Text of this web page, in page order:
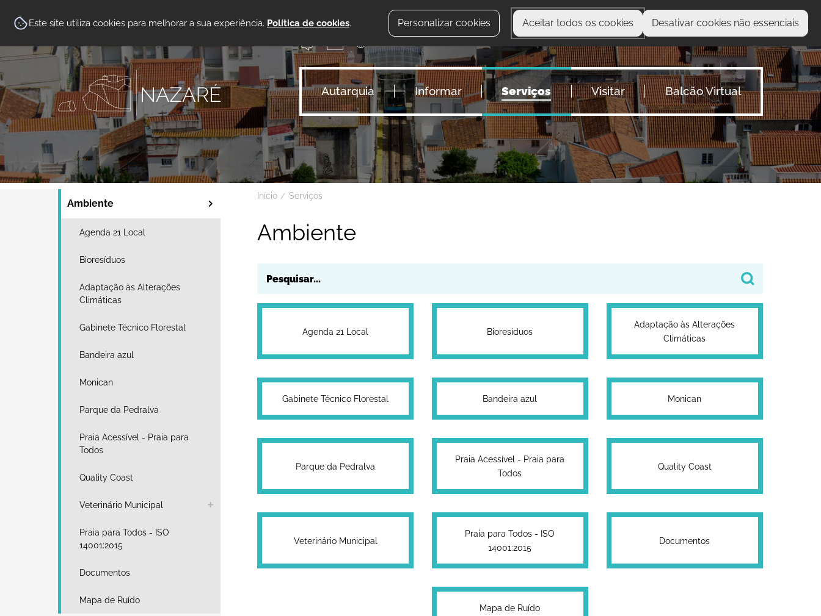
Este site utiliza cookies para melhorar a sua experiência. Política de cookies. Personalizar cookies Aceitar todos os cookies Desativar cookies não essenciais
O que procura?
Autarquia Informar Serviços Visitar Balcão Virtual
Ambiente
Agenda 21 Local
Bioresíduos
Adaptação às Alterações
Climáticas
Gabinete Técnico Florestal
Bandeira azul
Monican
Parque da Pedralva
Praia Acessível - Praia para
Todos
Quality Coast
Veterinário Municipal
Praia para Todos - ISO
14001:2015
Documentos
Mapa de Ruído
Início Serviços
Ambiente
Agenda 21 Local Bioresíduos
Adaptação às Alterações
Climáticas
Gabinete Técnico Florestal Bandeira azul Monican
Parque da Pedralva
Praia Acessível - Praia para
Todos
Quality Coast
Veterinário Municipal
Praia para Todos - ISO
14001:2015
Documentos
Mapa de Ruído